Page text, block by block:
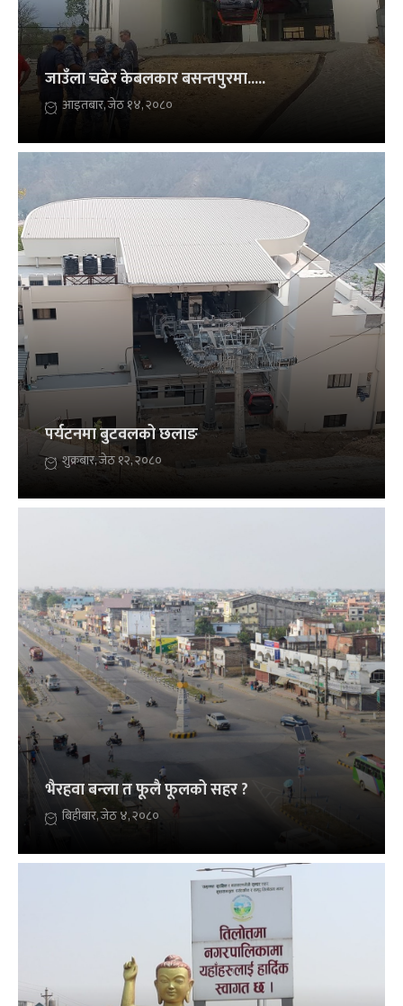
जाउँला चढेर केबलकार बसन्तपुरमा.....
आइतबार, जेठ १४, २०८०
पर्यटनमा बुटवलको छलाङ
शुक्रबार, जेठ १२, २०८०
भैरहवा बन्ला त फूलै फूलको सहर ?
बिहीबार, जेठ ४, २०८०